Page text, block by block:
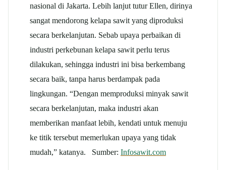
nasional di Jakarta. Lebih lanjut tutur Ellen, dirinya
sangat mendorong kelapa sawit yang diproduksi
secara berkelanjutan. Sebab upaya perbaikan di
industri perkebunan kelapa sawit perlu terus
dilakukan, sehingga industri ini bisa berkembang
secara baik, tanpa harus berdampak pada
lingkungan. “Dengan memproduksi minyak sawit
secara berkelanjutan, maka industri akan
memberikan manfaat lebih, kendati untuk menuju
ke titik tersebut memerlukan upaya yang tidak
mudah,” katanya. Sumber: Infosawit.com